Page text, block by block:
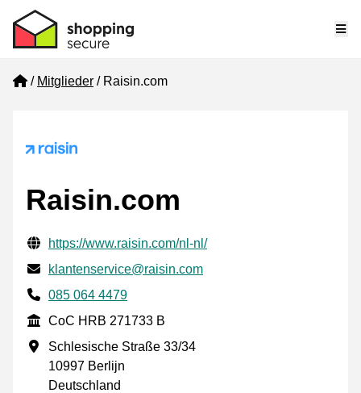
Home
Mitglieder Raisin.com
Raisin.com
Geprüfte Kontaktinformationen
Website URL
https://www.raisin.com/nl-nl/
E-mail
klantenservice@raisin.com
Phone number
085 064 4479
CoC
CoC HRB 271733 B
Geschäftsadresse
Schlesische Straße 33/34
10997 Berlijn
Deutschland